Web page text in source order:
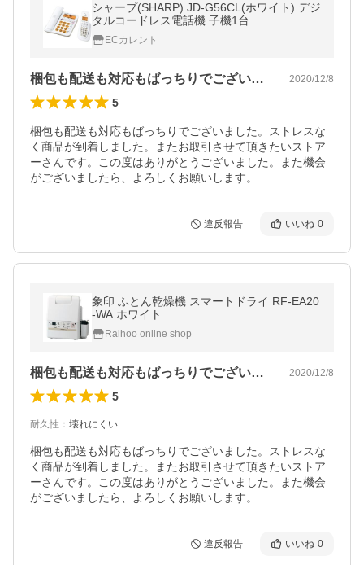
シャープ(SHARP) JD-G56CL(ホワイト) デジ
タルコードレス電話機 子機1台
ECカレント
梱包も配送も対応もばっちりでございまし… 2020/12/8
5
梱包も配送も対応もばっちりでございました。ストレスな
く商品が到着しました。またお取引させて頂きたいストア
ーさんです。この度はありがとうございました。また機会
がございましたら、よろしくお願いします。
違反報告 いいね 0
象印 ふとん乾燥機 スマートドライ RF-EA20
-WA ホワイト
Raihoo online shop
梱包も配送も対応もばっちりでございまし… 2020/12/8
5
耐久性 ： 壊れにくい
梱包も配送も対応もばっちりでございました。ストレスな
く商品が到着しました。またお取引させて頂きたいストア
ーさんです。この度はありがとうございました。また機会
がございましたら、よろしくお願いします。
違反報告 いいね 0